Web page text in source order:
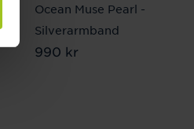
Ocean Muse Pearl -
Silverarmband
Pris:990 kr
990 kr